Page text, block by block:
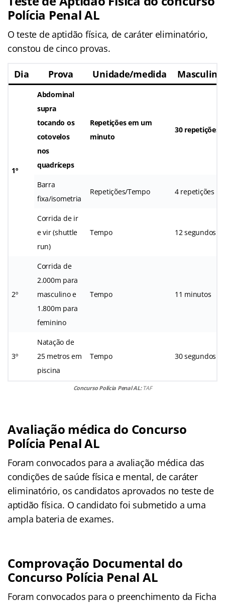
Polícia Penal AL
O teste de aptidão física, de caráter eliminatório,
constou de cinco provas.
Dia Prova Unidade/medida Masculino
1º
Abdominal
supra
tocando os
cotovelos
nos
quadríceps
Repetições em um
minuto
30 repetições
Barra
fixa/isometria
Repetições/Tempo 4 repetições
Corrida de ir
e vir (shuttle
run)
Tempo 12 segundos
2º
Corrida de
2.000m para
masculino e
1.800m para
feminino
Tempo 11 minutos
3º
Natação de
25 metros em
piscina
Tempo 30 segundos
Concurso Polícia Penal AL: TAF
Avaliação médica do Concurso
Polícia Penal AL
Foram convocados para a avaliação médica das
condições de saúde física e mental, de caráter
eliminatório, os candidatos aprovados no teste de
aptidão física. O candidato foi submetido a uma
ampla bateria de exames.
Comprovação Documental do
Concurso Polícia Penal AL
Foram convocados para o preenchimento da Ficha